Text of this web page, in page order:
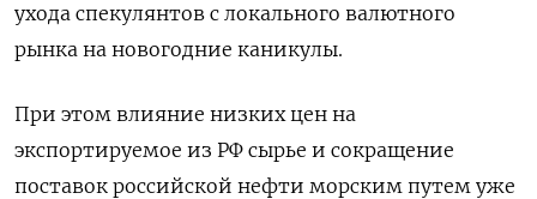
ухода спекулянтов с локального валютного
рынка на новогодние каникулы.
При этом влияние низких цен на
экспортируемое из РФ сырье и сокращение
поставок российской нефти морским путем уже